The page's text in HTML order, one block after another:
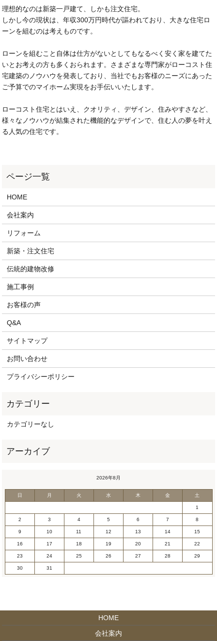
理想的なのは新築一戸建て、しかも注文住宅。
しかし今の現状は、年収300万円時代が謳われており、大きな住宅ロ
ーンを組むのは考えものです。
ローンを組むこと自体は仕方がないとしてもなるべく安く家を建てた
いとお考えの方も多くおられます。さまざまな専門家がローコスト住
宅建築のノウハウを発表しており、当社でもお客様のニーズにあった
ご予算でのマイホーム実現をお手伝いいたします。
ローコスト住宅とはいえ、クオリティ、デザイン、住みやすさなど、
様々なノウハウが結集された機能的なデザインで、住む人の夢を叶え
る人気の住宅です。
HOME
会社案内
リフォーム
新築・注文住宅
伝統的建物改修
施工事例
お客様の声
Q&A
サイトマップ
お問い合わせ
プライバシーポリシー
カテゴリーなし
2026年8月
日 月 火 水 木 金 土
1
2 3 4 5 6 7 8
9 10 11 12 13 14 15
16 17 18 19 20 21 22
23 24 25 26 27 28 29
30 31
HOME
会社案内